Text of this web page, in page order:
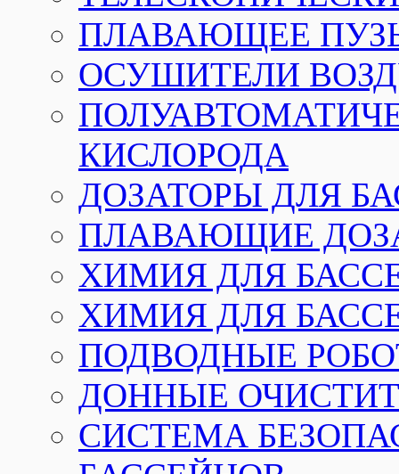
ПЛАВАЮЩЕЕ
ОСУШИТЕЛИ
КИСЛОРОДА
ДОЗАТОРЫ ДЛЯ
ПЛАВАЮЩИЕ
ХИМИЯ ДЛЯ
ХИМИЯ ДЛЯ
ПОДВОДНЫЕ
ДОННЫЕ
СИСТЕМА